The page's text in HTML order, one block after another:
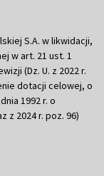
S.A. w likwidacji,
w art. 21 ust. 1
(Dz. U. z 2022 r.
dotacji celowej, o
1992 r. o
z 2024 r. poz. 96)